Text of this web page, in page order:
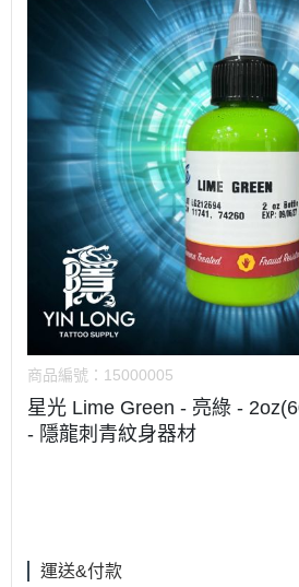
商品編號： 15000005
星光 Lime Green - 亮綠 -
- 隱龍刺青紋身器材
運送&付款